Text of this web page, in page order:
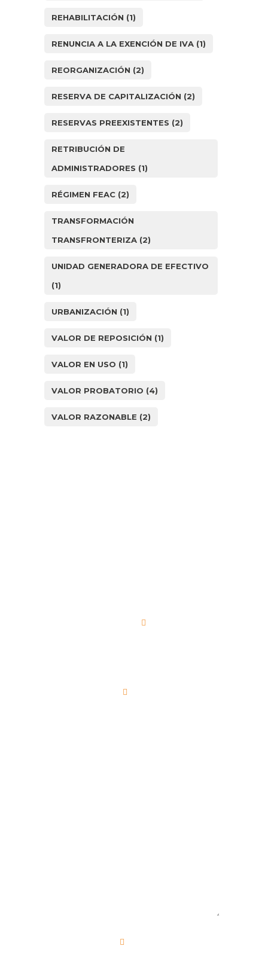
REHABILITACIÓN (1)
RENUNCIA A LA EXENCIÓN DE IVA (1)
REORGANIZACIÓN (2)
RESERVA DE CAPITALIZACIÓN (2)
RESERVAS PREEXISTENTES (2)
RETRIBUCIÓN DE
ADMINISTRADORES (1)
RÉGIMEN FEAC (2)
TRANSFORMACIÓN
TRANSFRONTERIZA (2)
UNIDAD GENERADORA DE EFECTIVO
(1)
URBANIZACIÓN (1)
VALOR DE REPOSICIÓN (1)
VALOR EN USO (1)
VALOR PROBATORIO (4)
VALOR RAZONABLE (2)